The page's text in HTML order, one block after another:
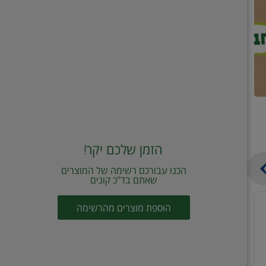
הזמן שלכם יקר!
הכנו עבורכם רשימה של המוצרים
שאתם בד"כ קונים
הוספת מוצרים מהרשימה